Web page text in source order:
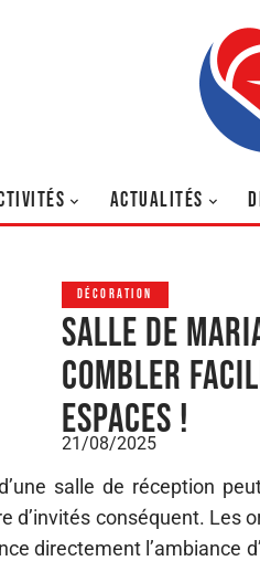
ACTUALITÉS
DÉCORATION
Salle de
combler
espaces !
21/08/2025
salle de réception
d’invités conséquent. Les
directement l’ambiance